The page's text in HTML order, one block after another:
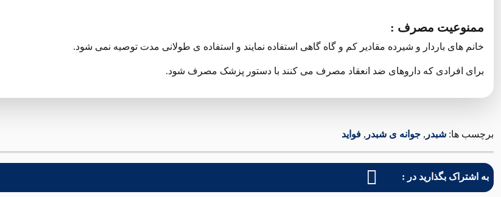
ممنوعیت مصرف :
خانم های باردار و شیرده مقادیر کم و گاه گاهی استفاده نمایند و استفاده ی طولانی مدت توصیه نمی شود.
برای افرادی که داروهای ضد انعقاد مصرف می کنند با دستور پزشک مصرف شود.
برچسب ها: شبدر , جوانه ی شبدر , فواید
به اشتراک بگذارید در :